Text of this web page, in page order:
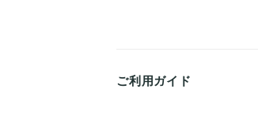
ご利用ガイド